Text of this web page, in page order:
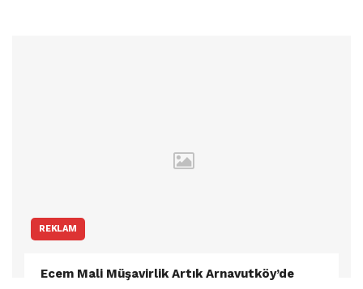
REKLAM
Ecem Mali Müşavirlik Artık Arnavutköy’de